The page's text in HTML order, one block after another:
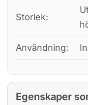
Storlek:
Användning:
Egenskaper